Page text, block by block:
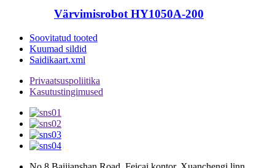
Värvimisrobot HY1050A-200
Soovitatud tooted
Kuumad sildid
Saidikaart.xml
Privaatsuspoliitika
Kasutustingimused